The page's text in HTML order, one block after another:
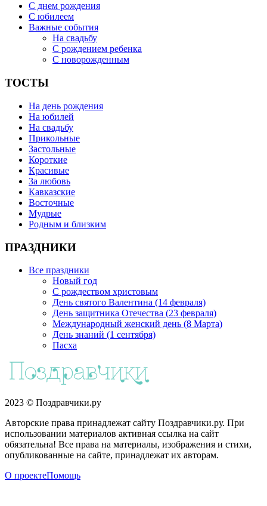
С днем рождения
С юбилеем
Важные события
На свадьбу
С рождением ребенка
С новорожденным
ТОСТЫ
На день рождения
На юбилей
На свадьбу
Прикольные
Застольные
Короткие
Красивые
За любовь
Кавказские
Восточные
Мудрые
Родным и близким
ПРАЗДНИКИ
Все праздники
Новый год
С рождеством христовым
День святого Валентина (14 февраля)
День защитника Отечества (23 февраля)
Международный женский день (8 Марта)
День знаний (1 сентября)
Пасха
2023 © Поздравчики.ру
Авторские права принадлежат сайту Поздравчики.ру. При
использовании материалов активная ссылка на сайт
обязательна! Все права на материалы, изображения и стихи,
опубликованные на сайте, принадлежат их авторам.
О проектеПомощь